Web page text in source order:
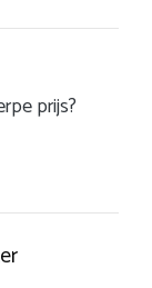
prijs?